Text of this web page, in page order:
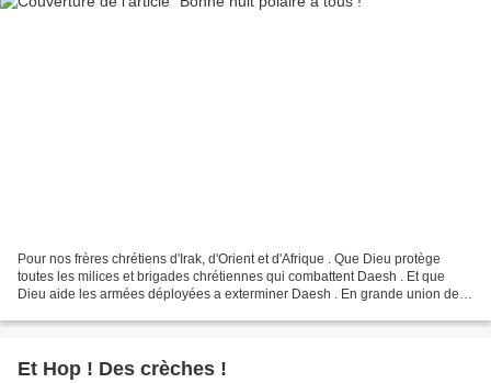
Pour nos frères chrétiens d'Irak, d'Orient et d'Afrique . Que Dieu protège
toutes les milices et brigades chrétiennes qui combattent Daesh . Et que
Dieu aide les armées déployées a exterminer Daesh . En grande union de
Et Hop ! Des crèches !